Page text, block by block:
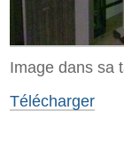
Image dans sa
Télécharger